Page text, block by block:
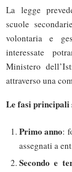
La legge
scuole
volontaria e
interessate
Ministero
attraverso una
Le fasi principali
Primo anno:
assegnati a
Secondo e